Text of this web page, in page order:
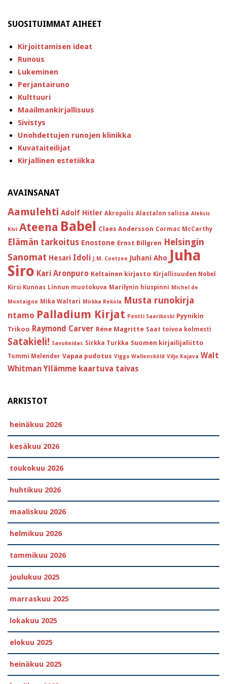
SUOSITUIMMAT AIHEET
Kirjoittamisen ideat
Runous
Lukeminen
Perjantairuno
Kulttuuri
Maailmankirjallisuus
Sivistys
Unohdettujen runojen klinikka
Kuvataiteilijat
Kirjallinen estetiikka
AVAINSANAT
Aamulehti Adolf Hitler Akropolis Alastalon salissa Aleksis
Kivi Ateena Babel Claes Andersson Cormac McCarthy
Elämän tarkoitus Enostone Ernst Billgren Helsingin
Sanomat Hesari Idoli J.M. Coetzee Juhani Aho Juha
Siro Kari Aronpuro Keltainen kirjasto Kirjallisuuden Nobel
Kirsi Kunnas Linnun muotokuva Marilynin hiuspinni Michel de
Montaigne Mika Waltari Mirkka Rekola Musta runokirja
ntamo Palladium Kirjat Pentti Saarikoski Pyynikin
Trikoo Raymond Carver Réne Magritte Saat toivoa kolmesti
Satakieli! Savukeidas Sirkka Turkka Suomen kirjailijaliitto
Tommi Melender Vapaa pudotus Viggo Wallensköld Viljo Kajava Walt
Whitman Yllämme kaartuva taivas
ARKISTOT
heinäkuu 2026
kesäkuu 2026
toukokuu 2026
huhtikuu 2026
maaliskuu 2026
helmikuu 2026
tammikuu 2026
joulukuu 2025
marraskuu 2025
lokakuu 2025
elokuu 2025
heinäkuu 2025